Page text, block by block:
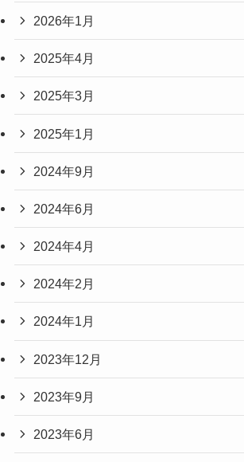
2026年1月
2025年4月
2025年3月
2025年1月
2024年9月
2024年6月
2024年4月
2024年2月
2024年1月
2023年12月
2023年9月
2023年6月